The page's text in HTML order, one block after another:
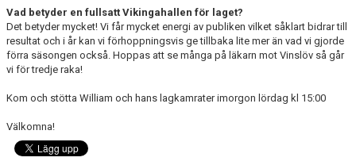
Vad betyder en fullsatt Vikingahallen för laget?
Det betyder mycket! Vi får mycket energi av publiken vilket såklart bidrar till
resultat och i år kan vi förhoppningsvis ge tillbaka lite mer än vad vi gjorde
förra säsongen också. Hoppas att se många på läkarn mot Vinslöv så går
vi för tredje raka!
Kom och stötta William och hans lagkamrater imorgon lördag kl 15:00
Välkomna!